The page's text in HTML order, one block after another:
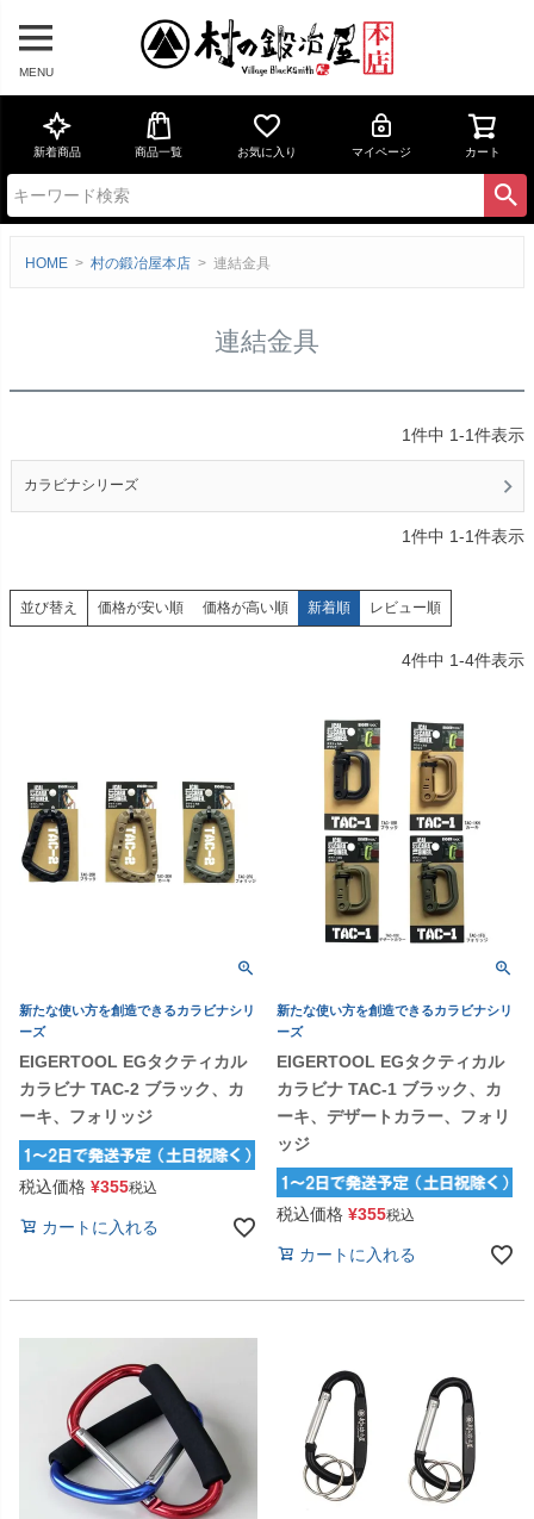
MENU
新着商品 商品一覧 お気に入り マイページ カート
HOME 村の鍛冶屋本店 連結金具
連結金具
1件中 1-1件表示
カラビナシリーズ
1件中 1-1件表示
並び替え 価格が安い順 価格が高い順 新着順 レビュー順
4件中 1-4件表示
新たな使い方を創造できるカラビナシリ
ーズ
EIGERTOOL EGタクティカル
カラビナ TAC-2 ブラック、カ
ーキ、フォリッジ
税込価格 ¥355税込
カートに入れる
新たな使い方を創造できるカラビナシリ
ーズ
EIGERTOOL EGタクティカル
カラビナ TAC-1 ブラック、カ
ーキ、デザートカラー、フォリ
ッジ
税込価格 ¥355税込
カートに入れる